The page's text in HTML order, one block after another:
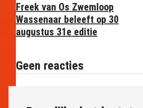
Freek van Os Zwemloop
Wassenaar beleeft op 30
augustus 31e editie
Geen reacties